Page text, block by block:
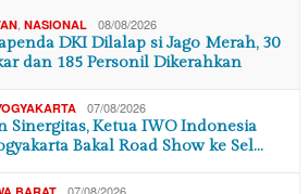
, NASIONAL 08/08/2026
DKI Dilalap si Jago Merah, 30
dan 185 Personil Dikerahkan
07/08/2026
Sinergitas, Ketua IWO Indonesia
Bakal Road Show ke Sel…